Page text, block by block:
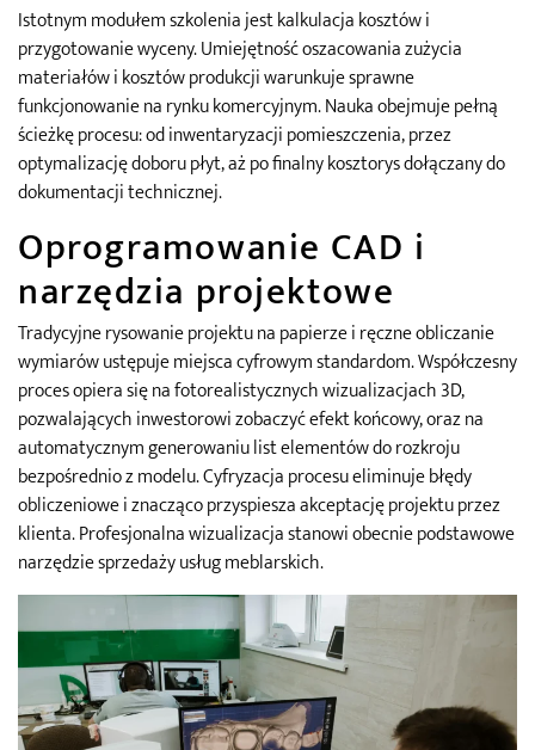
Istotnym modułem szkolenia jest kalkulacja kosztów i
przygotowanie wyceny. Umiejętność oszacowania zużycia
materiałów i kosztów produkcji warunkuje sprawne
funkcjonowanie na rynku komercyjnym. Nauka obejmuje pełną
ścieżkę procesu: od inwentaryzacji pomieszczenia, przez
optymalizację doboru płyt, aż po finalny kosztorys dołączany do
dokumentacji technicznej.
Oprogramowanie CAD i
narzędzia projektowe
Tradycyjne rysowanie projektu na papierze i ręczne obliczanie
wymiarów ustępuje miejsca cyfrowym standardom. Współczesny
proces opiera się na fotorealistycznych wizualizacjach 3D,
pozwalających inwestorowi zobaczyć efekt końcowy, oraz na
automatycznym generowaniu list elementów do rozkroju
bezpośrednio z modelu. Cyfryzacja procesu eliminuje błędy
obliczeniowe i znacząco przyspiesza akceptację projektu przez
klienta. Profesjonalna wizualizacja stanowi obecnie podstawowe
narzędzie sprzedaży usług meblarskich.